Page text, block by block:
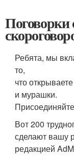
Поговорки
Ребята, мы
то,
что
и мурашки.
Вот 200
сделают вашу
редакцией